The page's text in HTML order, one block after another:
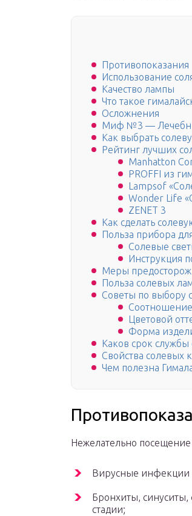
Противопоказания
Использование
Качество лампы
Что такое
Осложнения
Миф №3 —
Как выбрать
Рейтинг лучших
Manhatton
PROFFI из
Lampsof
Wonder Life
ZENET 3
Как сделать
Польза прибора
Солевые
Инструкция
Меры
Польза солевых
Советы по выбору
Цветовой
Форма
Каков срок службы
Свойства солевых
Чем полезна
Нежелательно
Вирусные инфекции
Бронхиты, синуситы,
стадии;